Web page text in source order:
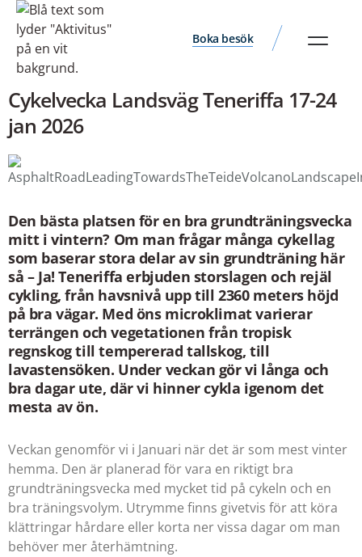
Boka besök
Cykelvecka Landsväg Teneriffa 17-24
jan 2026
Den bästa platsen för en bra grundträningsvecka
mitt i vintern? Om man frågar många cykellag
som baserar stora delar av sin grundträning här
så – Ja! Teneriffa erbjuden storslagen och rejäl
cykling, från havsnivå upp till 2360 meters höjd
på bra vägar. Med öns microklimat varierar
terrängen och vegetationen från tropisk
regnskog till tempererad tallskog, till
lavastensöken. Under veckan gör vi långa och
bra dagar ute, där vi hinner cykla igenom det
mesta av ön.
Veckan genomför vi i Januari när det är som mest vinter
hemma. Den är planerad för vara en riktigt bra
grundträningsvecka med mycket tid på cykeln och en
bra träningsvolym. Utrymme finns givetvis för att köra
klättringar hårdare eller korta ner vissa dagar om man
behöver mer återhämtning.